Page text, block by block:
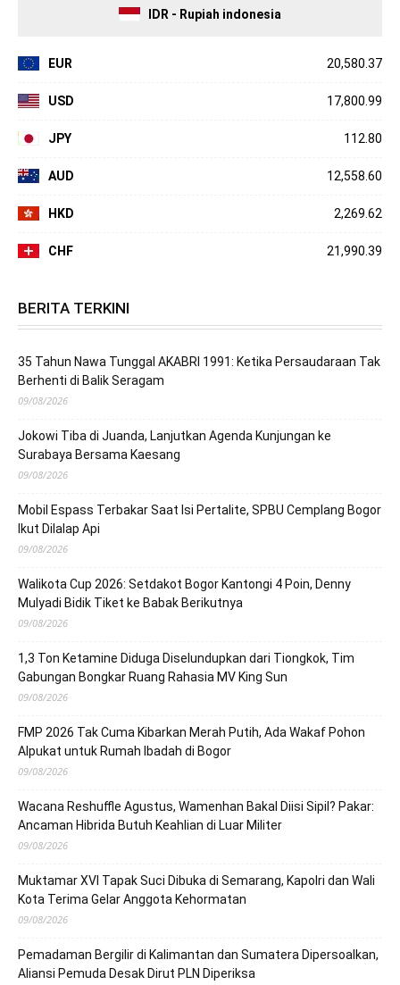
IDR - Rupiah indonesia
EUR 20,580.37
USD 17,800.99
JPY 112.80
AUD 12,558.60
HKD 2,269.62
CHF 21,990.39
BERITA TERKINI
35 Tahun Nawa Tunggal AKABRI 1991: Ketika Persaudaraan Tak
Berhenti di Balik Seragam
09/08/2026
Jokowi Tiba di Juanda, Lanjutkan Agenda Kunjungan ke
Surabaya Bersama Kaesang
09/08/2026
Mobil Espass Terbakar Saat Isi Pertalite, SPBU Cemplang Bogor
Ikut Dilalap Api
09/08/2026
Walikota Cup 2026: Setdakot Bogor Kantongi 4 Poin, Denny
Mulyadi Bidik Tiket ke Babak Berikutnya
09/08/2026
1,3 Ton Ketamine Diduga Diselundupkan dari Tiongkok, Tim
Gabungan Bongkar Ruang Rahasia MV King Sun
09/08/2026
FMP 2026 Tak Cuma Kibarkan Merah Putih, Ada Wakaf Pohon
Alpukat untuk Rumah Ibadah di Bogor
09/08/2026
Wacana Reshuffle Agustus, Wamenhan Bakal Diisi Sipil? Pakar:
Ancaman Hibrida Butuh Keahlian di Luar Militer
09/08/2026
Muktamar XVI Tapak Suci Dibuka di Semarang, Kapolri dan Wali
Kota Terima Gelar Anggota Kehormatan
09/08/2026
Pemadaman Bergilir di Kalimantan dan Sumatera Dipersoalkan,
Aliansi Pemuda Desak Dirut PLN Diperiksa